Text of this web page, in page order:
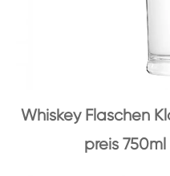
Whiskey Flaschen
preis